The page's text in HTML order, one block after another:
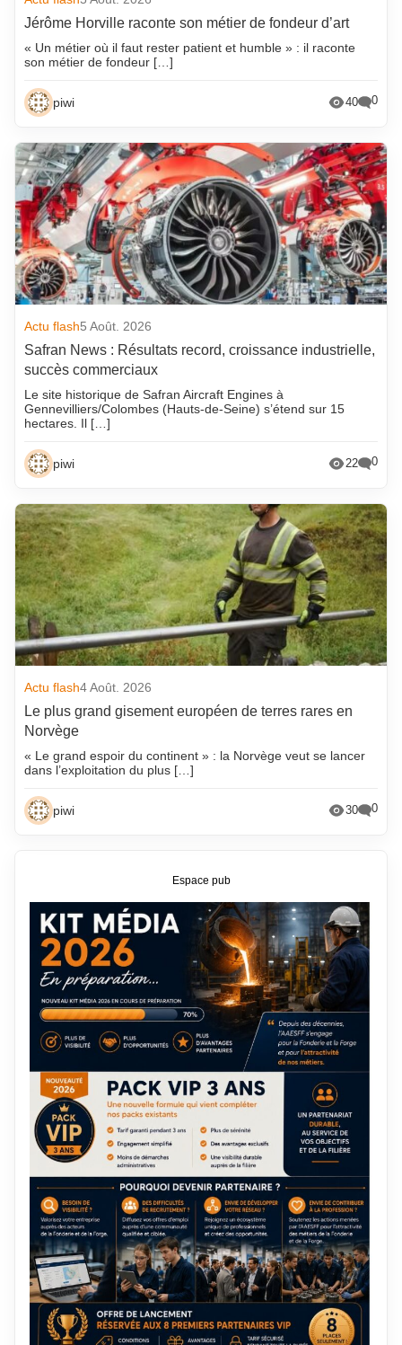
Jérôme Horville raconte son métier de fondeur d’art
« Un métier où il faut rester patient et humble » : il raconte
son métier de fondeur […]
piwi 40 0
Actu flash5 Août. 2026
Safran News : Résultats record, croissance industrielle,
succès commerciaux
Le site historique de Safran Aircraft Engines à
Gennevilliers/Colombes (Hauts-de-Seine) s’étend sur 15
hectares. Il […]
piwi 22 0
Actu flash4 Août. 2026
Le plus grand gisement européen de terres rares en
Norvège
« Le grand espoir du continent » : la Norvège veut se lancer
dans l’exploitation du plus […]
piwi 30 0
Espace pub